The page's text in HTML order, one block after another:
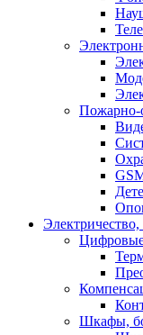
Пожарно-
Шкафы,